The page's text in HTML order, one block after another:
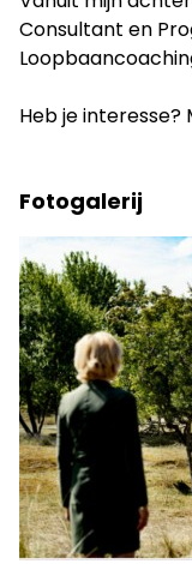
Consultant en
Heb je interesse?
Fotogalerij